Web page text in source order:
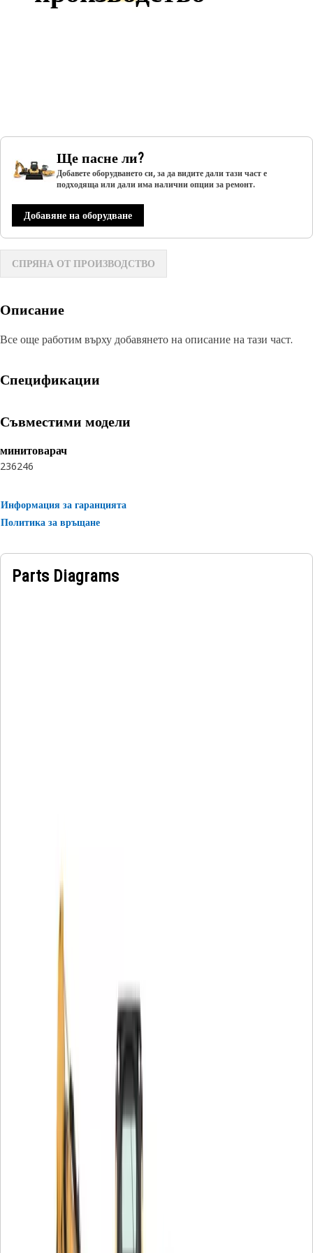
Ще пасне ли?
Добавете оборудването си, за да видите дали тази част е
подходяща или дали има налични опции за ремонт.
Добавяне на оборудване
СПРЯНА ОТ ПРОИЗВОДСТВО
Описание
Все още работим върху добавянето на описание на тази част.
Спецификации
Съвместими модели
минитоварач
236246
Информация за гаранцията
Политика за връщане
Parts Diagrams